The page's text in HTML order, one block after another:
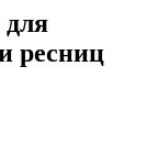
ресниц